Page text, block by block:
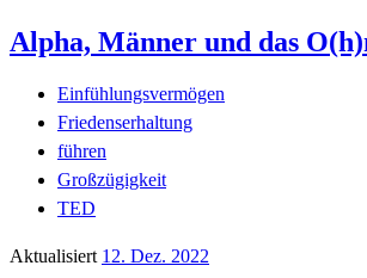
Alpha, Männer und das
Einfühlungsvermögen
Friedenserhaltung
führen
Großzügigkeit
TED
Aktualisiert 12. Dez. 2022